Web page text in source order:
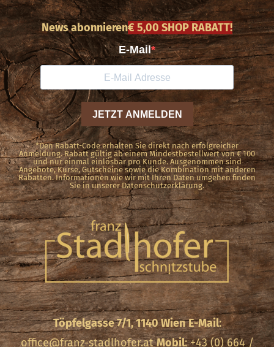
News abonnieren€ 5,00 SHOP RABATT!
*Den Rabatt-Code erhalten Sie direkt nach erfolgreicher
Anmeldung. Rabatt gültig ab einem Mindestbestellwert von € 100
und nur einmal einlösbar pro Kunde. Ausgenommen sind
Angebote, Kurse, Gutscheine sowie die Kombination mit anderen
Rabatten. Informationen wie wir mit Ihren Daten umgehen finden
Sie in unserer Datenschutzerklärung.
Töpfelgasse 7/1, 1140 Wien E-Mail:
office@franz-stadlhofer.at Mobil: +43 (0) 664 /